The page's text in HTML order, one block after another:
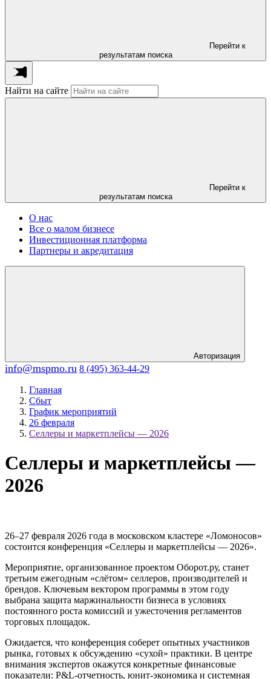
Перейти к
результатам поиска
Найти на сайте
Перейти к
результатам поиска
О нас
Все о малом бизнесе
Инвестиционная платформа
Партнеры и акредитация
Авторизация
info@mspmo.ru 8 (495) 363-44-29
Главная
Сбыт
График мероприятий
26 февраля
Селлеры и маркетплейсы — 2026
Селлеры и маркетплейсы —
2026
26–27 февраля 2026 года в московском кластере «Ломоносов»
состоится конференция «Селлеры и маркетплейсы — 2026».
Мероприятие, организованное проектом Оборот.ру, станет
третьим ежегодным «слётом» селлеров, производителей и
брендов. Ключевым вектором программы в этом году
выбрана защита маржинальности бизнеса в условиях
постоянного роста комиссий и ужесточения регламентов
торговых площадок.
Ожидается, что конференция соберет опытных участников
рынка, готовых к обсуждению «сухой» практики. В центре
внимания экспертов окажутся конкретные финансовые
показатели: P&L-отчетность, юнит-экономика и системная